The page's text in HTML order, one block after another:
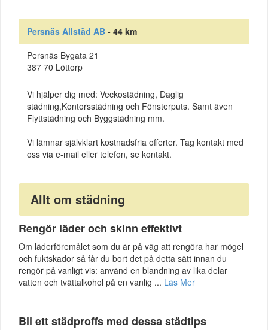
Persnäs Allstäd AB - 44 km
Persnäs Bygata 21
387 70 Löttorp
Vi hjälper dig med: Veckostädning, Daglig
städning,Kontorsstädning och Fönsterputs. Samt även
Flyttstädning och Byggstädning mm.
Vi lämnar självklart kostnadsfria offerter. Tag kontakt med
oss via e-mail eller telefon, se kontakt.
Allt om städning
Rengör läder och skinn effektivt
Om läderföremålet som du är på väg att rengöra har mögel
och fuktskador så får du bort det på detta sätt innan du
rengör på vanligt vis: använd en blandning av lika delar
vatten och tvättalkohol på en vanlig ... Läs Mer
Bli ett städproffs med dessa städtips